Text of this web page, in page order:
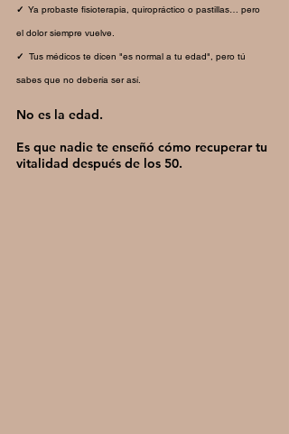
✓ Ya probaste fisioterapia, quiropráctico o pastillas… pero
el dolor siempre vuelve.
✓ Tus médicos te dicen "es normal a tu edad", pero tú
sabes que no debería ser así.
No es la edad.
Es que nadie te enseñó cómo recuperar tu
vitalidad después de los 50.